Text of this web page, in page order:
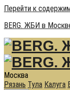
Перейти к
BERG. ЖБИ в
Москва
Рязань Тула Калуга